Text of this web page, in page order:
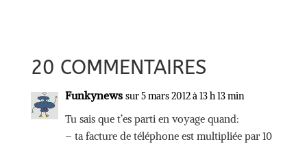
20 COMMENTAIRES
Funkynews sur 5 mars 2012 à 13 h 13 min
Tu sais que t’es parti en voyage quand:
– ta facture de téléphone est multipliée par 10